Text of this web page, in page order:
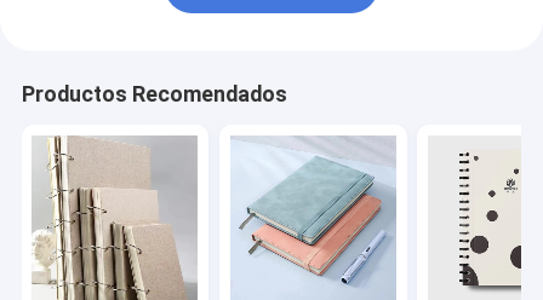
Productos Recomendados